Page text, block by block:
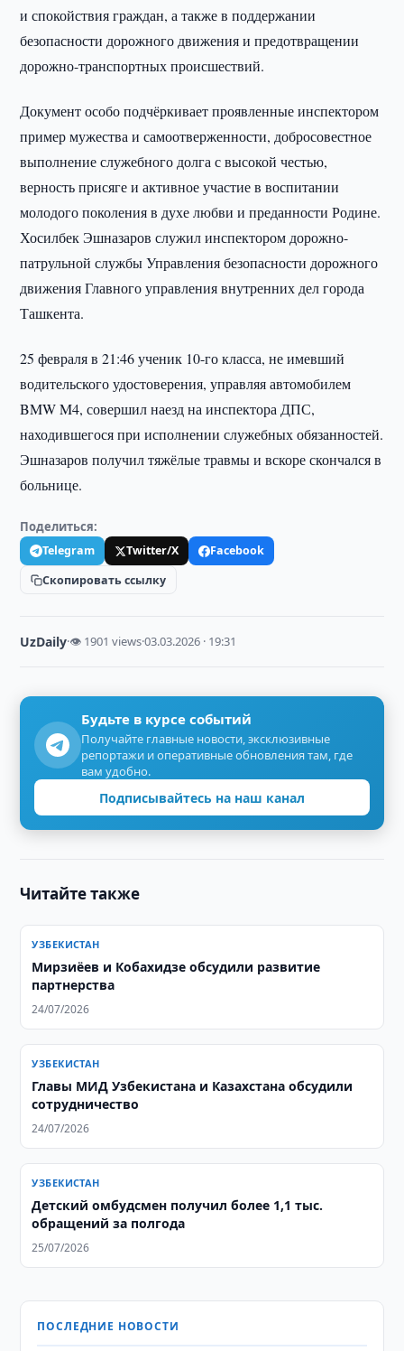
и спокойствия граждан, а также в поддержании
безопасности дорожного движения и предотвращении
дорожно-транспортных происшествий.
Документ особо подчёркивает проявленные инспектором
пример мужества и самоотверженности, добросовестное
выполнение служебного долга с высокой честью,
верность присяге и активное участие в воспитании
молодого поколения в духе любви и преданности Родине.
Хосилбек Эшназаров служил инспектором дорожно-
патрульной службы Управления безопасности дорожного
движения Главного управления внутренних дел города
Ташкента.
25 февраля в 21:46 ученик 10-го класса, не имевший
водительского удостоверения, управляя автомобилем
BMW M4, совершил наезд на инспектора ДПС,
находившегося при исполнении служебных обязанностей.
Эшназаров получил тяжёлые травмы и вскоре скончался в
больнице.
Поделиться:
Telegram Twitter/X
Facebook
Скопировать ссылку
UzDaily·👁 1901 views·03.03.2026 · 19:31
Будьте в курсе событий
Получайте главные новости, эксклюзивные
репортажи и оперативные обновления там, где
вам удобно.
Подписывайтесь на наш канал
Читайте также
УЗБЕКИСТАН
Мирзиёев и Кобахидзе обсудили развитие
партнерства
24/07/2026
УЗБЕКИСТАН
Главы МИД Узбекистана и Казахстана обсудили
сотрудничество
24/07/2026
УЗБЕКИСТАН
Детский омбудсмен получил более 1,1 тыс.
обращений за полгода
25/07/2026
ПОСЛЕДНИЕ НОВОСТИ